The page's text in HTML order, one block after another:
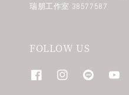
瑞朋工作室 38577587
FOLLOW US